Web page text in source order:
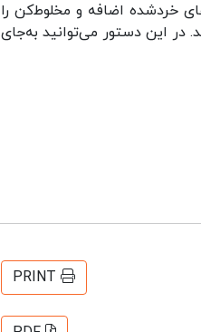
خردشده اضافه و مخلوط‌کن را
مصرف بشوند. در این دستور می‌توانید به‌جای
PRINT